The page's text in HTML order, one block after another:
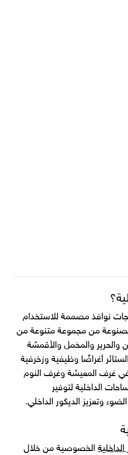
نوافذ مصممة للاستخدام
مصنوعة من مجموعة متنوعة من
والحرير والمخمل والأقمشة
أغراضًا وظيفية وزخرفية
غرف المعيشة وغرف النوم
الداخلية لتوفير
وتعزيز الديكور الداخلي.
الداخليةالخصوصية من خلال